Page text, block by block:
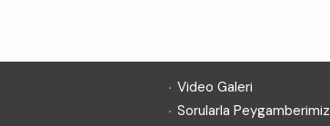
. Video Galeri
. Sorularla Peygamberimiz